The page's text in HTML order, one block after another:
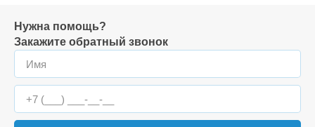
Нужна помощь?
Закажите обратный звонок